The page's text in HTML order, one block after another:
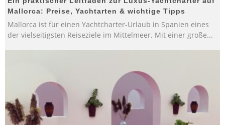
Mallorca: Preise, Yachtarten & wichtige Tipps
Mallorca ist für einen Yachtcharter-Urlaub in Spanien eines
der vielseitigsten Reiseziele im Mittelmeer. Mit einer große...